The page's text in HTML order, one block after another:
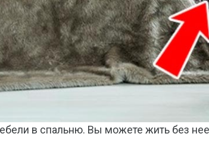
в спальню. Вы можете жить без